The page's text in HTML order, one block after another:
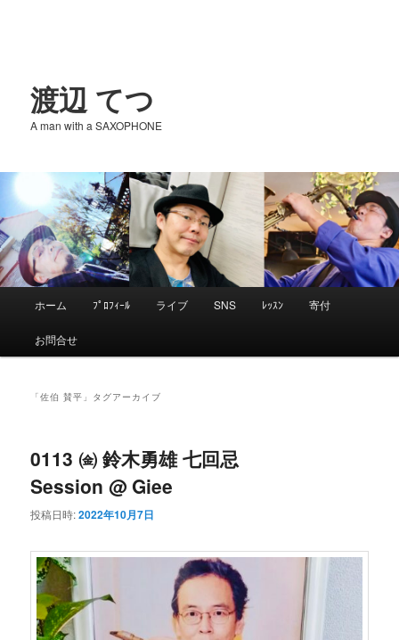
渡辺 てつ
A man with a SAXOPHONE
メ
イ
ン
コ
ン
テ
ン
サ
ブ
コ
ン
テ
ン
ツ
ホーム ﾌﾟﾛﾌｨｰﾙ ライブ SNS ﾚｯｽﾝ 寄付
お問合せ
「佐伯 賛平 」タグアーカイブ
0113 ㈮ 鈴木勇雄 七回忌
Session @ Giee
投稿日時:2022年10月7日